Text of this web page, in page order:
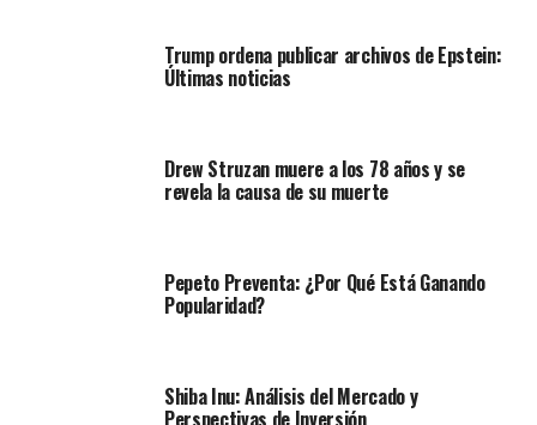
Trump ordena publicar archivos de Epstein:
Últimas noticias
Drew Struzan muere a los 78 años y se
revela la causa de su muerte
Pepeto Preventa: ¿Por Qué Está Ganando
Popularidad?
Shiba Inu: Análisis del Mercado y
Perspectivas de Inversión